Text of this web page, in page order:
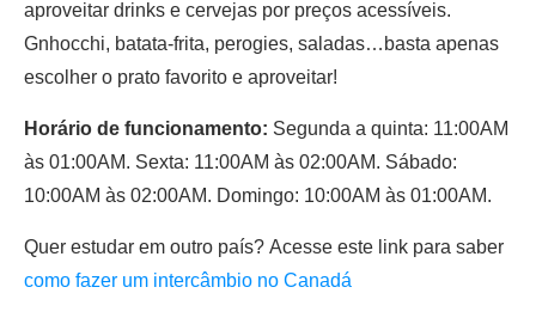
aproveitar drinks e cervejas por preços acessíveis.
Gnhocchi, batata-frita, perogies, saladas…basta apenas
escolher o prato favorito e aproveitar!
Horário de funcionamento: Segunda a quinta: 11:00AM
às 01:00AM. Sexta: 11:00AM às 02:00AM. Sábado:
10:00AM às 02:00AM. Domingo: 10:00AM às 01:00AM.
Quer estudar em outro país? Acesse este link para saber
como fazer um intercâmbio no Canadá